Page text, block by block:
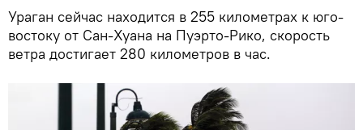
Ураган сейчас находится в 255 километрах к юго-
востоку от Сан-Хуана на Пуэрто-Рико, скорость
ветра достигает 280 километров в час.